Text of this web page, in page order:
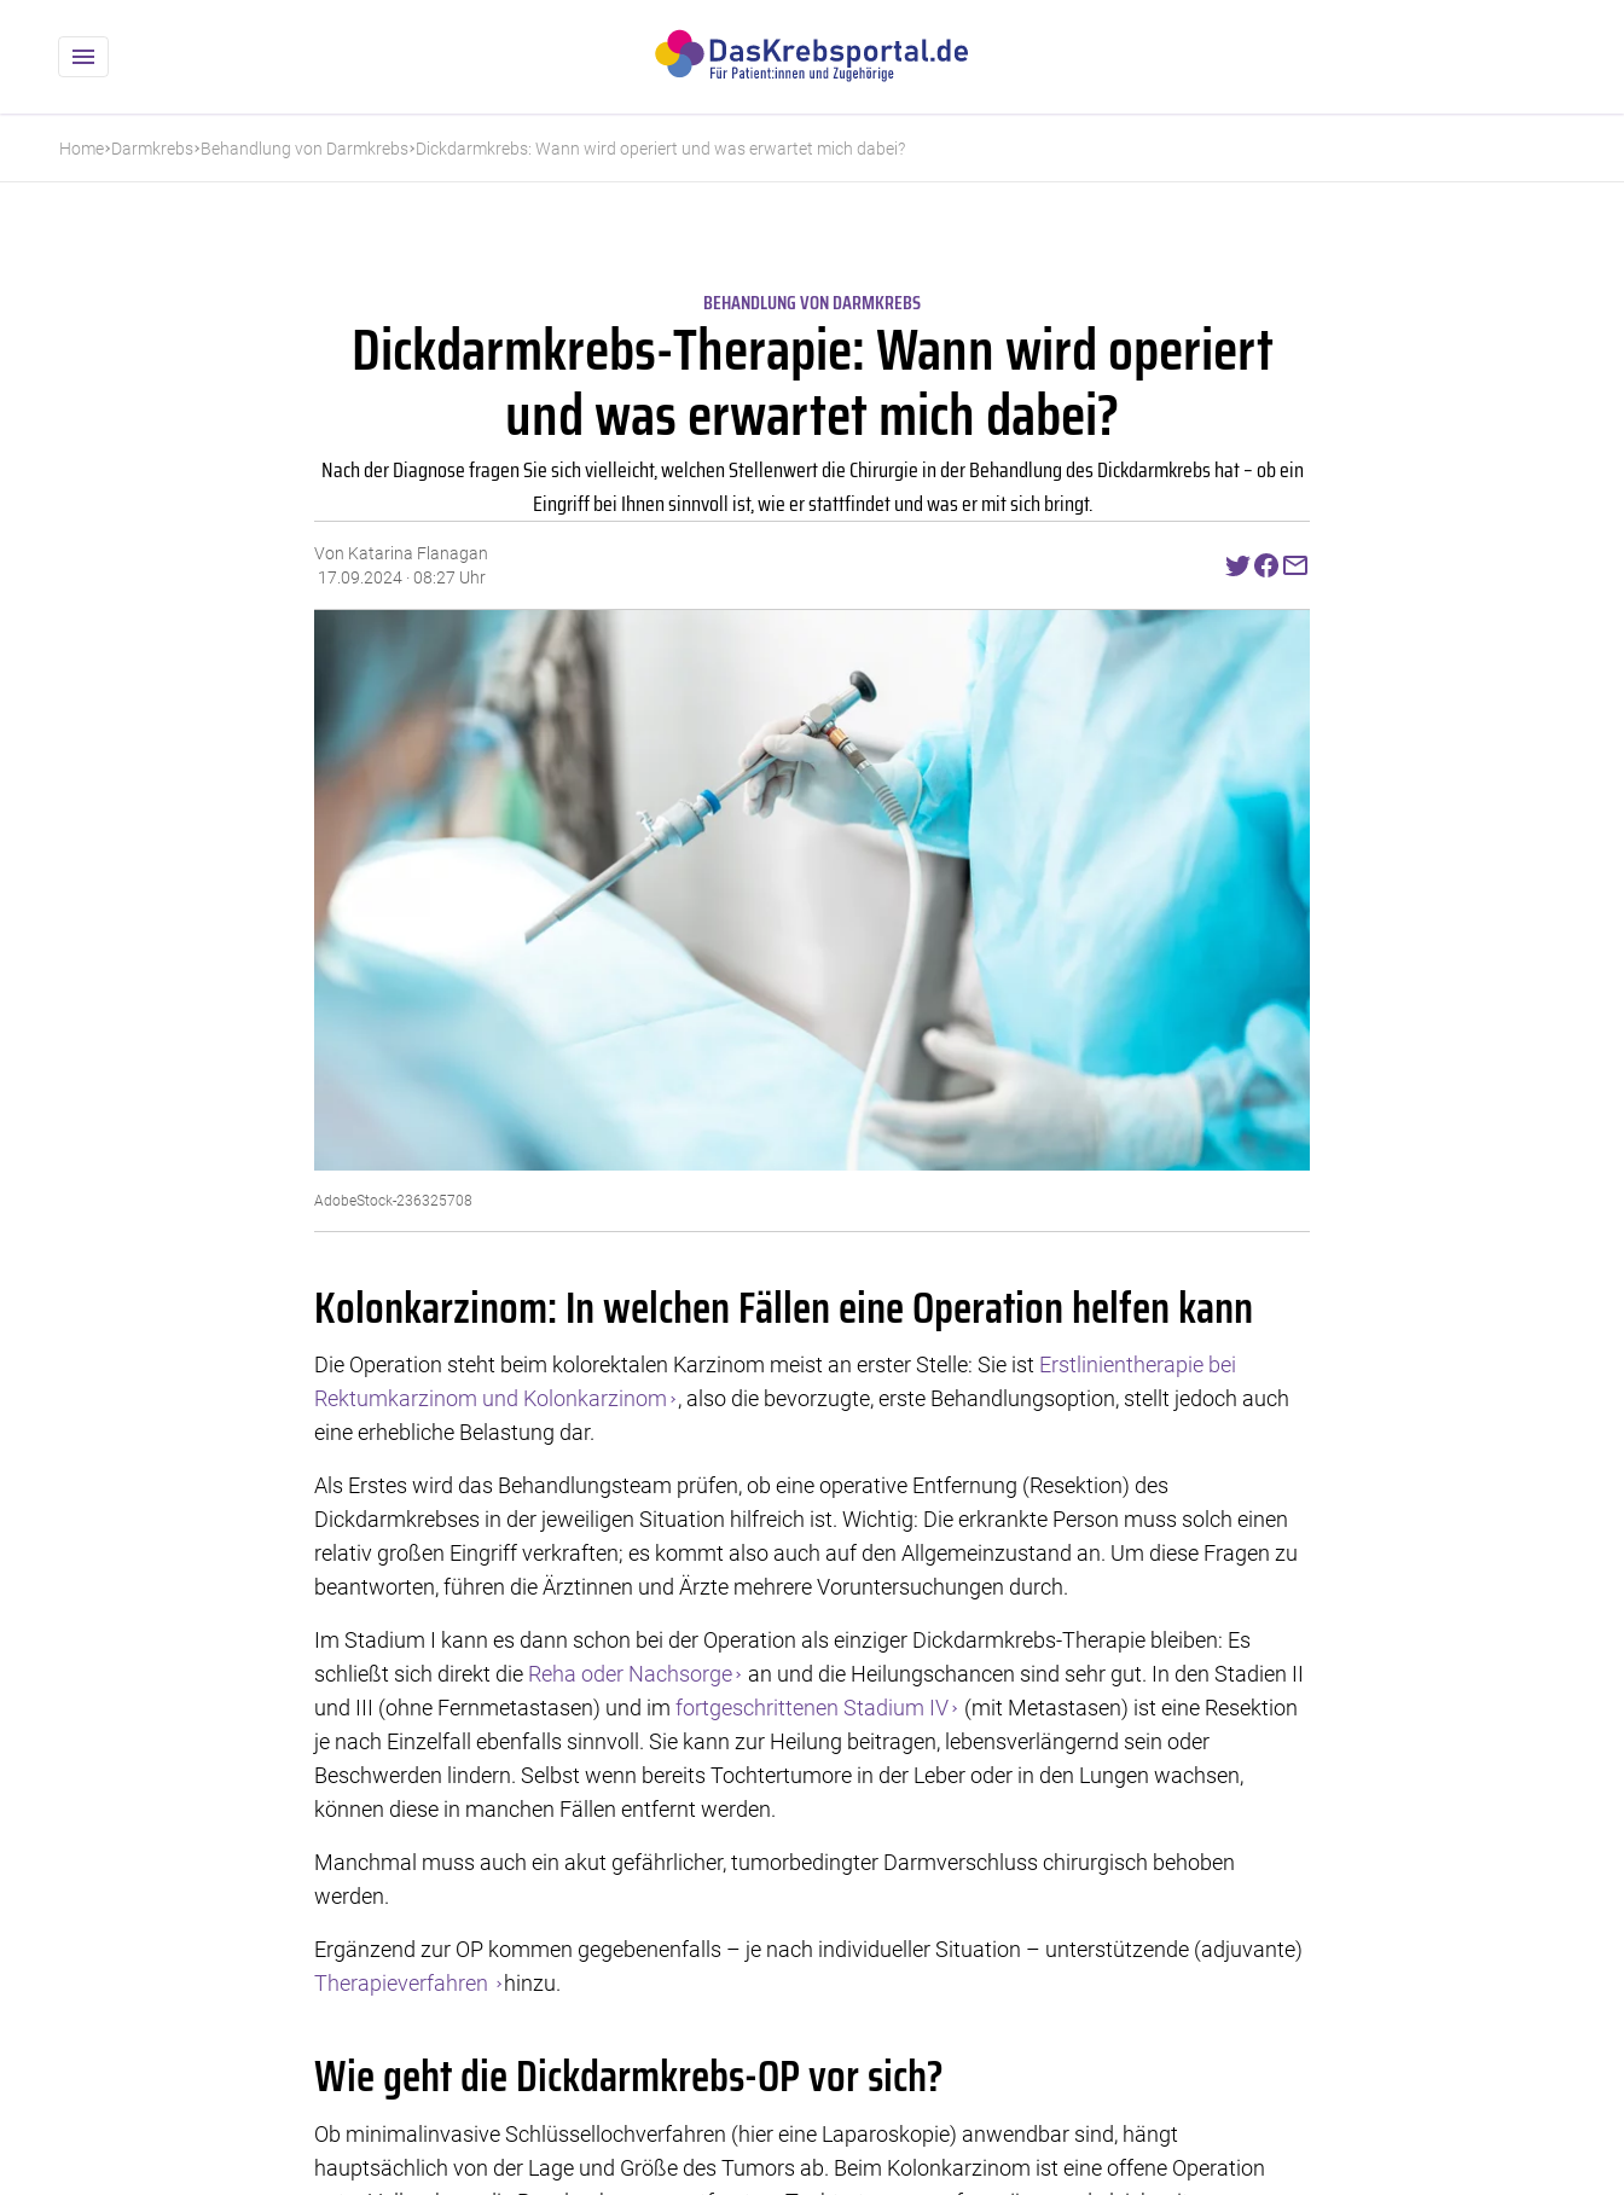
Home Darmkrebs Behandlung von Darmkrebs Dickdarmkrebs: Wann wird operiert und was erwartet mich dabei?
BEHANDLUNG VON DARMKREBS
Dickdarmkrebs-Therapie: Wann wird operiert
und was erwartet mich dabei?
Nach der Diagnose fragen Sie sich vielleicht, welchen Stellenwert die Chirurgie in der Behandlung des Dickdarmkrebs hat – ob ein
Eingriff bei Ihnen sinnvoll ist, wie er stattfindet und was er mit sich bringt.
Von Katarina Flanagan
17.09.2024 · 08:27 Uhr
AdobeStock-236325708
Kolonkarzinom: In welchen Fällen eine Operation helfen kann
Die Operation steht beim kolorektalen Karzinom meist an erster Stelle: Sie ist Erstlinientherapie bei
Rektumkarzinom und Kolonkarzinom , also die bevorzugte, erste Behandlungsoption, stellt jedoch auch
eine erhebliche Belastung dar.
Als Erstes wird das Behandlungsteam prüfen, ob eine operative Entfernung (Resektion) des
Dickdarmkrebses in der jeweiligen Situation hilfreich ist. Wichtig: Die erkrankte Person muss solch einen
relativ großen Eingriff verkraften; es kommt also auch auf den Allgemeinzustand an. Um diese Fragen zu
beantworten, führen die Ärztinnen und Ärzte mehrere Voruntersuchungen durch.
Im Stadium I kann es dann schon bei der Operation als einziger Dickdarmkrebs-Therapie bleiben: Es
schließt sich direkt die Reha oder Nachsorge
an und die Heilungschancen sind sehr gut. In den Stadien II
und III (ohne Fernmetastasen) und im fortgeschrittenen Stadium IV
(mit Metastasen) ist eine Resektion
je nach Einzelfall ebenfalls sinnvoll. Sie kann zur Heilung beitragen, lebensverlängernd sein oder
Beschwerden lindern. Selbst wenn bereits Tochtertumore in der Leber oder in den Lungen wachsen,
können diese in manchen Fällen entfernt werden.
Manchmal muss auch ein akut gefährlicher, tumorbedingter Darmverschluss chirurgisch behoben
werden.
Ergänzend zur OP kommen gegebenenfalls – je nach individueller Situation – unterstützende (adjuvante)
Therapieverfahren
hinzu.
Wie geht die Dickdarmkrebs-OP vor sich?
Ob minimalinvasive Schlüssellochverfahren (hier eine Laparoskopie) anwendbar sind, hängt
hauptsächlich von der Lage und Größe des Tumors ab. Beim Kolonkarzinom ist eine offene Operation